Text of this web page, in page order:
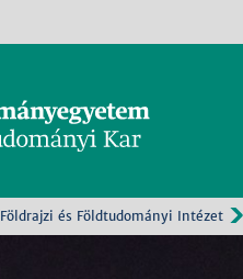
Földrajzi és Földtudományi Intézet